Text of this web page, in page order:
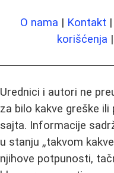
O nama | Kontakt |
korišćenja |
Urednici i autori ne
za bilo kakve greške
sajta. Informacije
u stanju „takvom
njihove potpunosti,